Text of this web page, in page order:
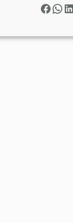
LinkedIn
WhatsApp
Facebook